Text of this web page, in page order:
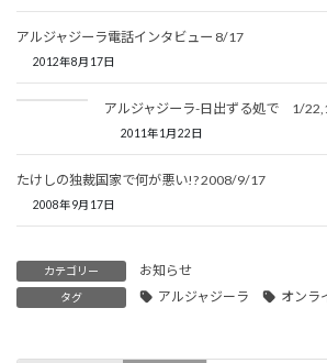
アルジャジーラ電話インタビュー 8/17
2012年8月17日
アルジャジーラ-日出ずる処で 1/
2011年1月22日
たけしの独裁国家で何が悪い!? 2008/9/17
2008年9月17日
カテゴリー お知らせ
タグ アルジャジーラ オンラ